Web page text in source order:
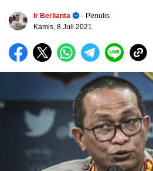
Ir Berlianta
- Penulis
Kamis, 8 Juli 2021